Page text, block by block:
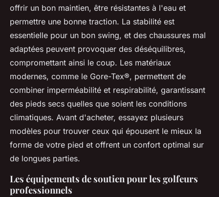
offrir un bon maintien, être résistantes à l'eau et
permettre une bonne traction. La stabilité est
essentielle pour un bon swing, et des chaussures mal
adaptées peuvent provoquer des déséquilibres,
compromettant ainsi le coup. Les matériaux
modernes, comme le Gore-Tex®, permettent de
combiner imperméabilité et respirabilité, garantissant
des pieds secs quelles que soient les conditions
climatiques. Avant d'acheter, essayez plusieurs
modèles pour trouver ceux qui épousent le mieux la
forme de votre pied et offrent un confort optimal sur
de longues parties.
Les équipements de soutien pour les golfeurs
professionnels